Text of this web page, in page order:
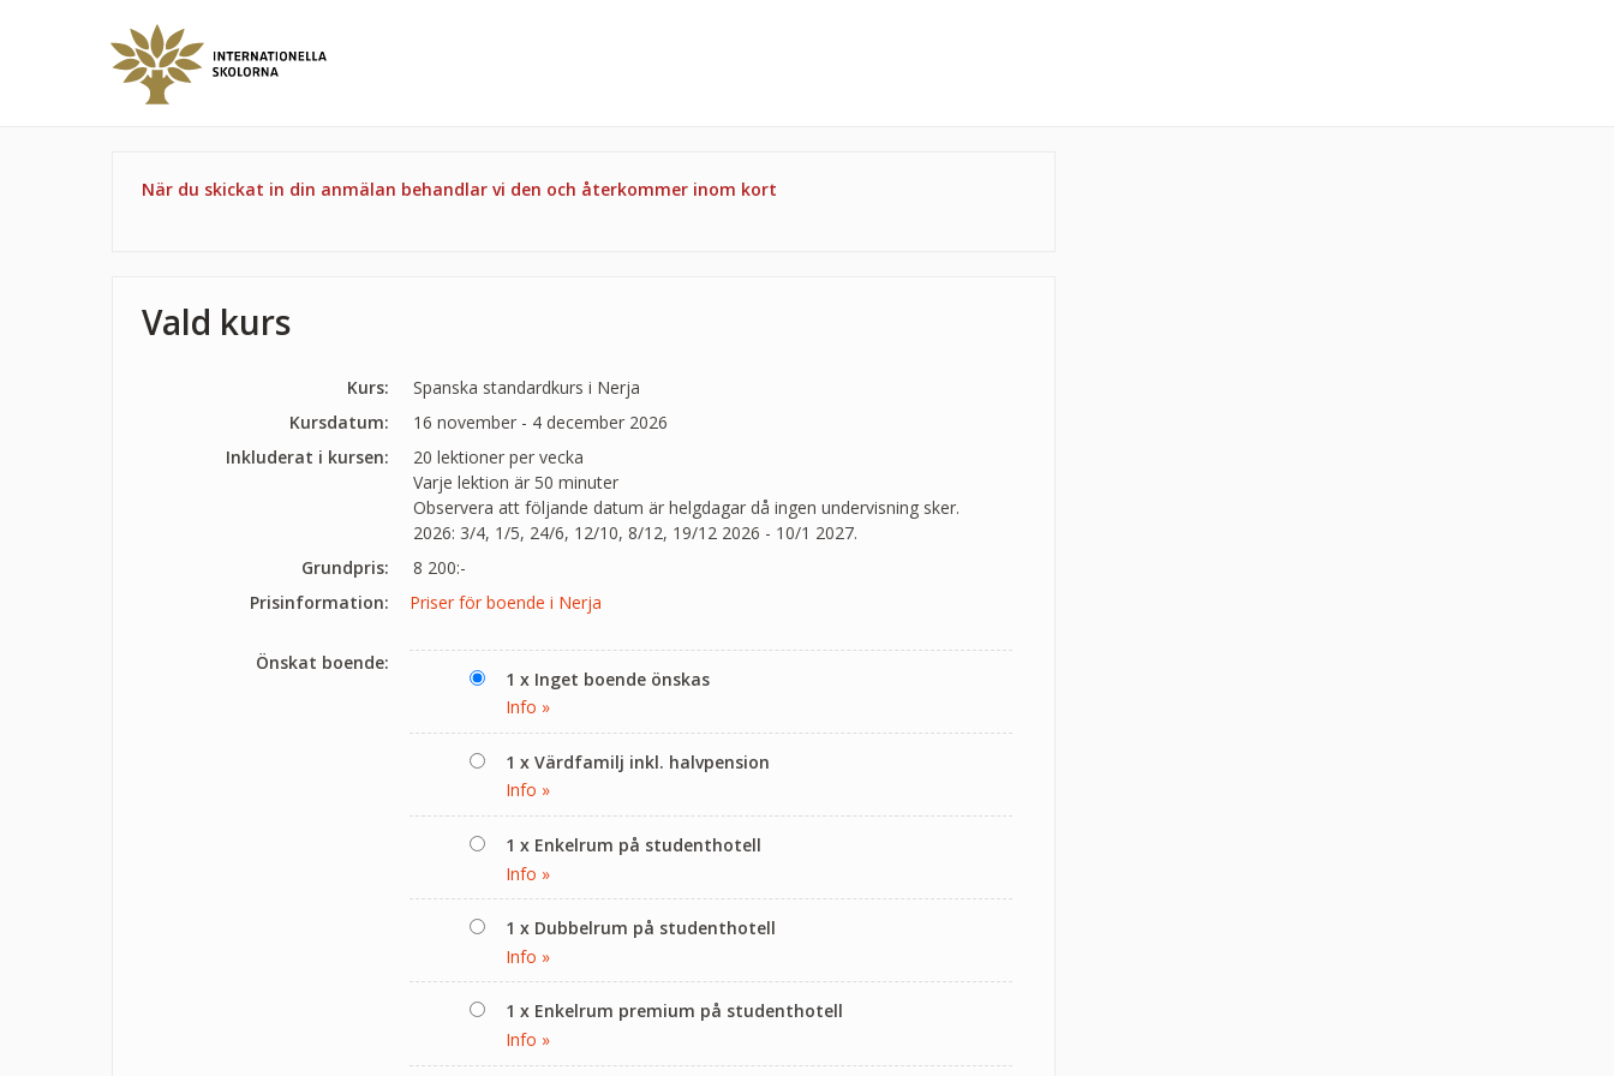
När du skickat in din anmälan behandlar vi den och återkommer inom kort
Vald kurs
Kurs:
Spanska standardkurs i Nerja
Kursdatum:
16 november - 4 december 2026
Inkluderat i kursen:
20 lektioner per vecka
Varje lektion är 50 minuter
Observera att följande datum är helgdagar då ingen undervisning sker.
2026: 3/4, 1/5, 24/6, 12/10, 8/12, 19/12 2026 - 10/1 2027.
Grundpris:
8 200:-
Prisinformation:
Priser för boende i Nerja
Önskat boende:
1 x Inget boende önskas
Info »
1 x Värdfamilj inkl. halvpension
Info »
1 x Enkelrum på studenthotell
Info »
1 x Dubbelrum på studenthotell
Info »
1 x Enkelrum premium på studenthotell
Info »